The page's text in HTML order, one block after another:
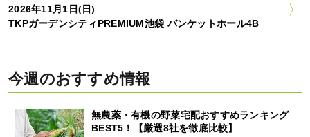
2026年11月1日(日)
TKPガーデンシティPREMIUM池袋 バンケットホール4B
今週のおすすめ情報
無農薬・有機の野菜宅配おすすめランキング
BEST5！【厳選8社を徹底比較】